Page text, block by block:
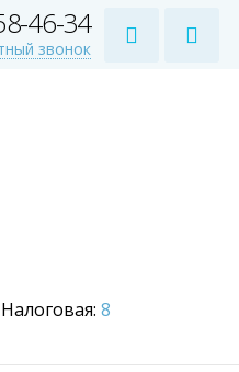
46-34
звонок
Налоговая: 8